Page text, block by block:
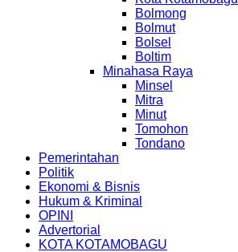
Bolmong
Bolmut
Bolsel
Boltim
Minahasa Raya
Minsel
Mitra
Minut
Tomohon
Tondano
Pemerintahan
Politik
Ekonomi & Bisnis
Hukum & Kriminal
OPINI
Advertorial
KOTA KOTAMOBAGU